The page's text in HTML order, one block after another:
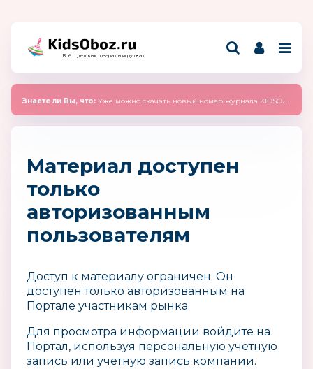
Всё о детских товарах и игрушках
Знаете ли Вы, что: Уже можно скачать новый номер журнала KIDSOBOZ 2025 (сентябрь)
Материал доступен
только
авторизованным
пользователям
Доступ к материалу ограничен. Он
доступен только авторизованным на
Портале участникам рынка.
Для просмотра информации войдите на
Портал, используя персональную учетную
запись или учетную запись компании.